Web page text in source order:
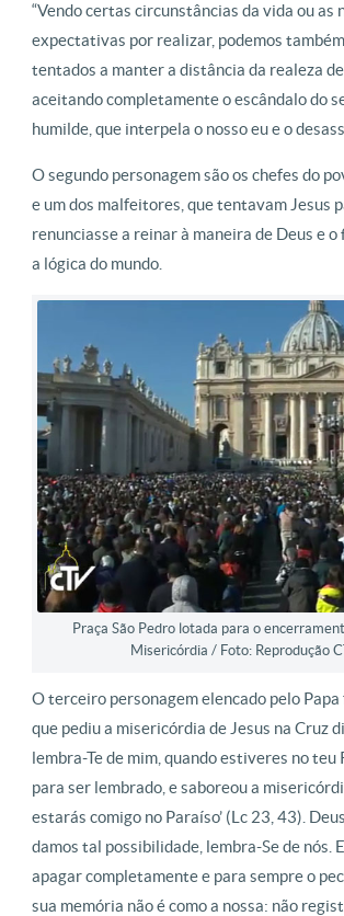
“Vendo certas circunstâncias da vida ou as
expectativas por realizar, podemos
tentados a manter a distância da realeza
aceitando completamente o escândalo do
humilde, que interpela o nosso eu e o
O segundo personagem são os chefes do
e um dos malfeitores, que tentavam Jesus
renunciasse a reinar à maneira de Deus e o
a lógica do mundo.
Praça São Pedro lotada para o
Misericórdia / Foto: Reprodução
O terceiro personagem elencado pelo
que pediu a misericórdia de Jesus na Cruz
lembra-Te de mim, quando estiveres no teu
para ser lembrado, e saboreou a
estarás comigo no Paraíso’ (Lc 23, 43).
damos tal possibilidade, lembra-Se de nós.
apagar completamente e para sempre o
sua memória não é como a nossa: não